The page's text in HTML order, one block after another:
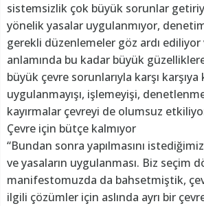
sistemsizlik çok büyük sorunlar
yönelik yasalar uygulanmıyor,
gerekli düzenlemeler göz ardı ediliyor
anlamında bu kadar büyük
büyük çevre sorunlarıyla karşı karşıya
uygulanmayışı, işlemeyişi,
kayırmalar çevreyi de olumsuz
Çevre için bütçe kalmıyor
“Bundan sonra yapılmasını
ve yasaların uygulanması. Biz seçim
manifestomuzda da bahsetmiştik,
ilgili çözümler için aslında ayrı bir